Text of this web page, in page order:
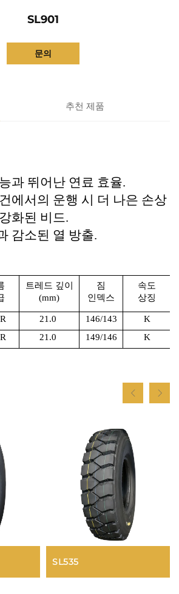
SL901
문의
추천 제품
과 뛰어난 연료 효율.
에서의 운행 시 더 나은 손상
화된 비드.
감소된 열 방출.
트레드 깊이
(mm)
짐
인덱스
속도
상징
21.0 146/143
K
21.0 149/146 K
SL535